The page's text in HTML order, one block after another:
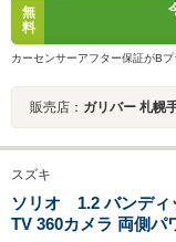
無
料
カーセンサーアフター保証がB
販売店： ガリバー 札幌
スズキ
ソリオ 1.2 バンディ
TV 360カメラ 両側パ